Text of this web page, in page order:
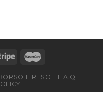
E RESO
F.A.Q